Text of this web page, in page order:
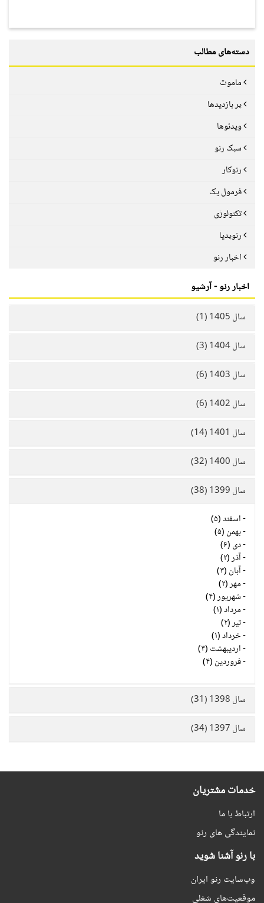
دسته‌های مطالب
ماموت
پر بازدیدها
ویدئوها
سبک رنو
رنوکار
فرمول یک
تکنولوژی
رنوپدیا
اخبار رنو
اخبار رنو - آرشیو
سال 1405 (1)
سال 1404 (3)
سال 1403 (6)
سال 1402 (6)
سال 1401 (14)
سال 1400 (32)
سال 1399 (38)
-اسفند (۵)
-بهمن (۵)
-دی (۶)
-آذر (۲)
-آبان (۳)
-مهر (۲)
-شهریور (۴)
-مرداد (۱)
-تیر (۲)
-خرداد (۱)
-اردیبهشت (۳)
-فروردین (۴)
سال 1398 (31)
سال 1397 (34)
خدمات مشتریان
ارتباط با ما
نمایندگی های رنو
با رنو آشنا شوید
وب‌سایت رنو ایران
موقعیت‌های شغلی